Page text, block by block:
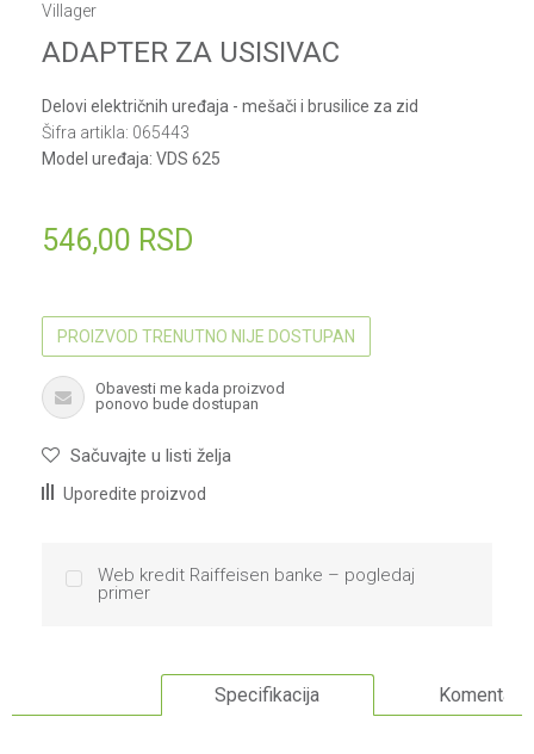
Villager
ADAPTER ZA USISIVAC
Delovi električnih uređaja - mešači i brusilice za zid
Šifra artikla: 065443
Model uređaja: VDS 625
546,00 RSD
PROIZVOD TRENUTNO NIJE DOSTUPAN
Obavesti me kada proizvod
ponovo bude dostupan
Sačuvajte u listi želja
Uporedite proizvod
Web kredit Raiffeisen banke – pogledaj
primer
Specifikacija Komentari